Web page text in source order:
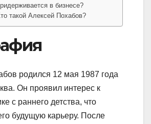
в бизнесе?
такой Алексей Похабов?
родился 12 мая 1987 года
Он проявил интерес к
с раннего детства, что
будущую карьеру. После